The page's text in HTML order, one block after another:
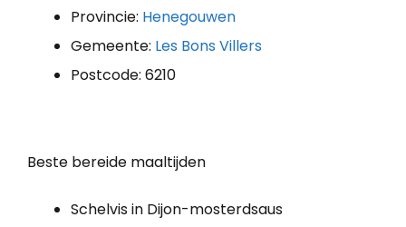
Provincie: Henegouwen
Gemeente: Les Bons Villers
Postcode: 6210
Beste bereide maaltijden
Schelvis in Dijon-mosterdsaus